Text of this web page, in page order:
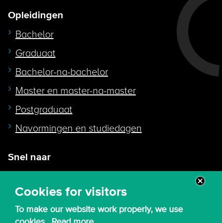
Cookies for visitors
To make our website work properly, we use
Opleidingen
Bachelor
Graduaat
Bachelor-na-bachelor
Master en master-na-master
Postgraduaat
Navormingen en studiedagen
Snel naar
Webmail
Canvas